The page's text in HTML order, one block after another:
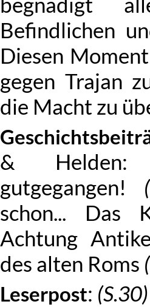
Befindlichen
Diesen
gegen Trajan
die Macht zu
& Helden:
gutgegangen!
schon... Das
Achtung
des alten Roms
Leserpost: (S.30)